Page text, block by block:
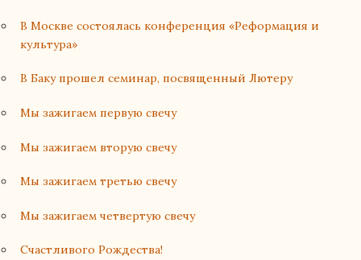
В Москве состоялась конференция «Реформация и
культура»
В Баку прошел семинар, посвященный Лютеру
Мы зажигаем первую свечу
Мы зажигаем вторую свечу
Мы зажигаем третью свечу
Мы зажигаем четвертую свечу
Счастливого Рождества!